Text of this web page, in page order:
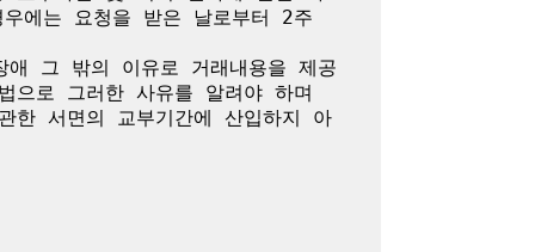
에는 요청을 받은 날로부터 2주
그 밖의 이유로 거래내용을 제공
으로 그러한 사유를 알려야 하며
한 서면의 교부기간에 산입하지 아